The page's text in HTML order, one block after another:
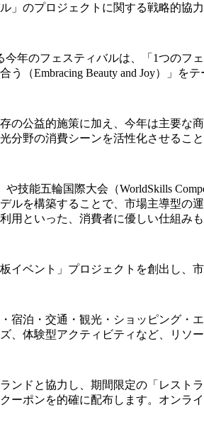
」のプロジェクトに関する戦略的協
今年のフェスティバルは、「1つの
う（Embracing Beauty and Joy）」
の公益的施策に加え、今年は主要な
分野の消費シーンを活性化させること
や技能五輪国際大会（WorldSkills
ルを構築することで、市場主導型の
用といった、消費者に優しい仕組みも
イベント」プロジェクトを創出し、
宿泊・交通・観光・ショッピング
、体験型アクティビティなど、リソ
ンドと協力し、期間限定の「レスト
ーポンを的確に配布します。オンラ